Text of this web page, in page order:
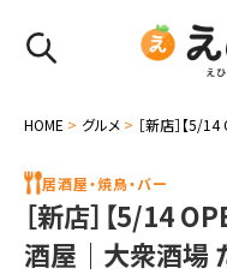
HOME > グルメ > ［新店］【5/
居酒屋・焼鳥・バー
［新店］【5/14
酒屋｜大衆酒場